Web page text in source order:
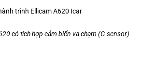
có tích hợp cảm biến va chạm (G-sensor)